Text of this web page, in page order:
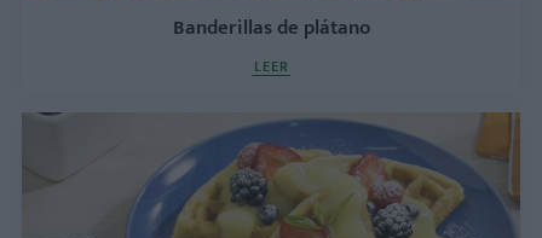
Banderillas de plátano
LEER